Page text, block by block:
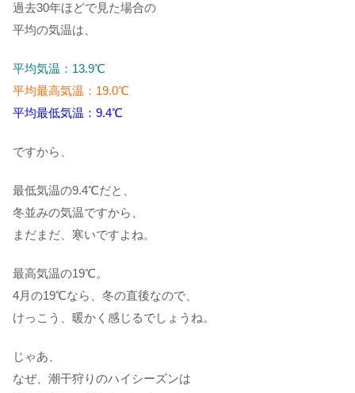
過去30年ほどで見た場合の
平均の気温は、
平均気温：13.9℃
平均最高気温：19.0℃
平均最低気温：9.4℃
ですから、
最低気温の9.4℃だと、
冬並みの気温ですから、
まだまだ、寒いですよね。
最高気温の19℃。
4月の19℃なら、冬の直後なので、
けっこう、暖かく感じるでしょうね。
じゃあ、
なぜ、潮干狩りのハイシーズンは